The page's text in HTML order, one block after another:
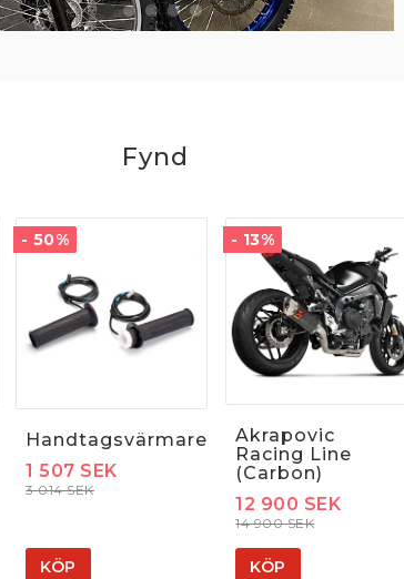
Fynd
- 50%
Handtagsvärmare
3 014 SEK
1 507 SEK
KÖP
- 13%
Akrapovic
Racing Line
(Carbon)
14 900 SEK
12 900 SEK
KÖP